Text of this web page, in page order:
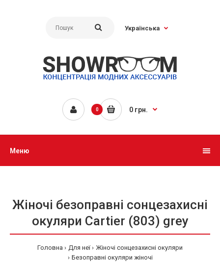
Українська
0 0 грн.
Меню
Жіночі безоправні сонцезахисні
окуляри Cartier (803) grey
Головна Для неї
Жіночі сонцезахисні окуляри
Безоправнi окуляри жіночі